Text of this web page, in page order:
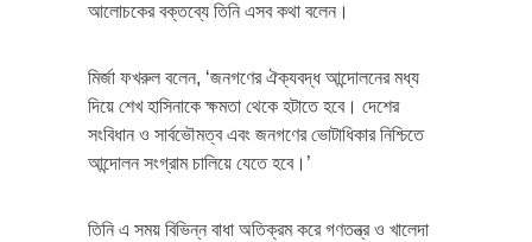
আলোচকের বক্তব্যে তিনি এসব কথা বলেন।
মির্জা ফখরুল বলেন, ‘জনগণের ঐক্যবদ্ধ আন্দোলনের মধ্য
দিয়ে শেখ হাসিনাকে ক্ষমতা থেকে হটাতে হবে। দেশের
সংবিধান ও সার্বভৌমত্ব এবং জনগণের ভোটাধিকার নিশ্চিতে
আন্দোলন সংগ্রাম চালিয়ে যেতে হবে।’
তিনি এ সময় বিভিন্ন বাধা অতিক্রম করে গণতন্ত্র ও খালেদা